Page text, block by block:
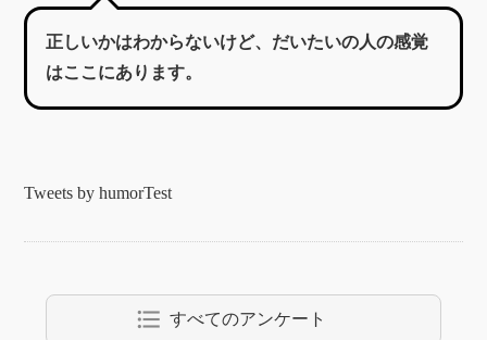
正しいかはわからないけど、だいたいの人の感覚
はここにあります。
Tweets by humorTest
format_list_bulleted すべてのアンケート